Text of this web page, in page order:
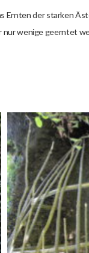
Ernten der starken
nur wenige geerntet